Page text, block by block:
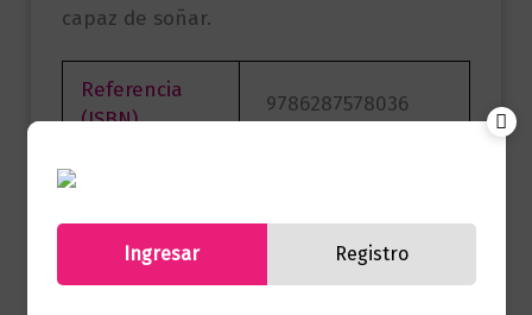
capaz de soñar.
Referencia
(ISBN)
9786287578036
Carlos Enrique
Ingresar Registro